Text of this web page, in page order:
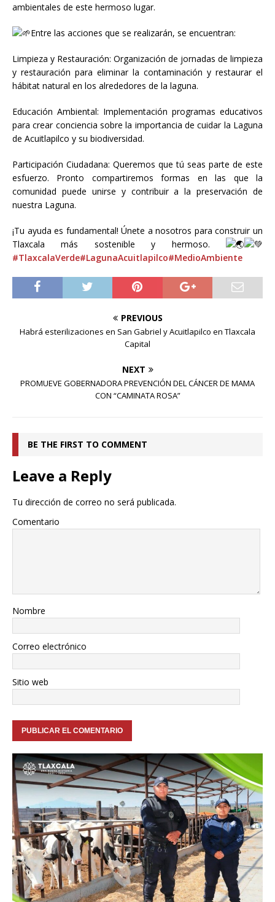
ambientales de este hermoso lugar.
Entre las acciones que se realizarán, se encuentran:
Limpieza y Restauración: Organización de jornadas de limpieza
y restauración para eliminar la contaminación y restaurar el
hábitat natural en los alrededores de la laguna.
Educación Ambiental: Implementación programas educativos
para crear conciencia sobre la importancia de cuidar la Laguna
de Acuitlapilco y su biodiversidad.
Participación Ciudadana: Queremos que tú seas parte de este
esfuerzo. Pronto compartiremos formas en las que la
comunidad puede unirse y contribuir a la preservación de
nuestra Laguna.
¡Tu ayuda es fundamental! Únete a nosotros para construir un
Tlaxcala más sostenible y hermoso.
#TlaxcalaVerde#LagunaAcuitlapilco#MedioAmbiente
PREVIOUS
Habrá esterilizaciones en San Gabriel y Acuitlapilco en Tlaxcala
Capital
NEXT
PROMUEVE GOBERNADORA PREVENCIÓN DEL CÁNCER DE MAMA
CON “CAMINATA ROSA”
BE THE FIRST TO COMMENT
Leave a Reply
Tu dirección de correo no será publicada.
Comentario
Nombre
Correo electrónico
Sitio web